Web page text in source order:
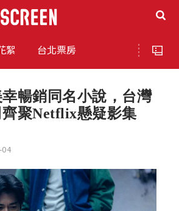
絮 台北票房
暢銷同名小說，台灣
聚Netflix懸疑影集